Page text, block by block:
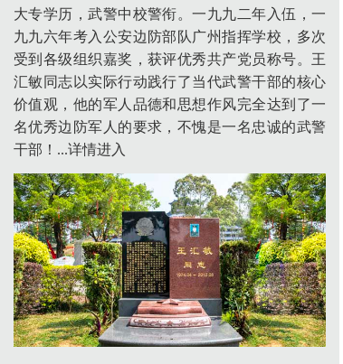
大专学历，武警中校警衔。一九九二年入伍，一
九九六年考入公安边防部队广州指挥学校，多次
受到各级组织嘉奖，获评优秀共产党员称号。王
汇敏同志以实际行动践行了当代武警干部的核心
价值观，他的军人品德和思想作风完全达到了一
名优秀边防军人的要求，不愧是一名忠诚的武警
干部！...详情进入